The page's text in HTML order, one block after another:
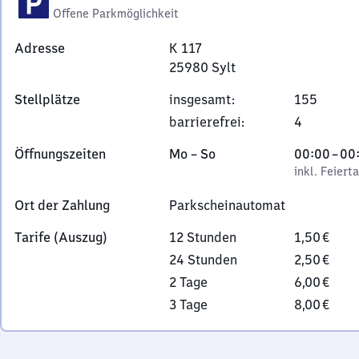
Offene Parkmöglichkeit
Adresse
K 117
25980 Sylt
117,
2
9
0
Stellplätze insgesamt:
155
barrierefrei:
4
Öffnungszeiten
Montag
Mo –So,
inkl. Feiertage
00:00–
Von
0
0
Uhr
inkl.
Ort der Zahlung
Parkscheinautomat
Tarife (Auszug)
12 Stunden
1,50 €
24 Stunden
2,50 €
2 Tage
6,00 €
3 Tage
8,00 €